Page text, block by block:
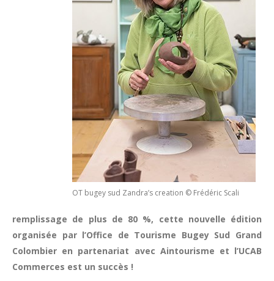
OT bugey sud Zandra’s creation © Frédéric Scali
remplissage de plus de 80 %, cette nouvelle édition
organisée par l’Office de Tourisme Bugey Sud Grand
Colombier en partenariat avec Aintourisme et l’UCAB
Commerces est un succès !